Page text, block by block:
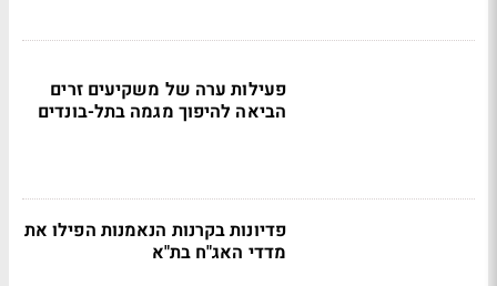
פעילות ערה של משקיעים זרים
הביאה להיפוך מגמה בתל-בונדים
פדיונות בקרנות הנאמנות הפילו את
מדדי האג"ח בת"א